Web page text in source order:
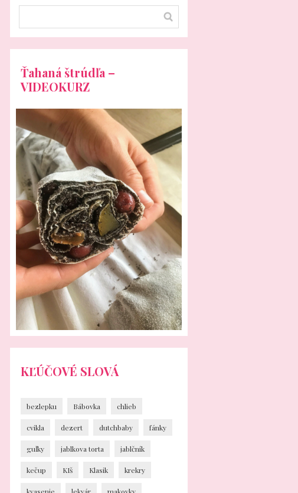
Ťahaná štrúdľa –
VIDEOKURZ
KĽÚČOVÉ SLOVÁ
bezlepku Bábovka chlieb
cvikla dezert dutchbaby fánky
guľky jablkova torta jablčník
kečup KIš Klasik krekry
kvasenie lekvár makovky